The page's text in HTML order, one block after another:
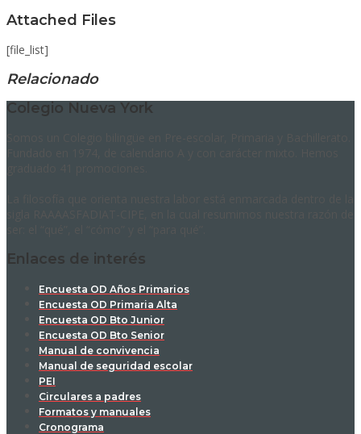
Attached Files
[file_list]
Relacionado
Colegio Nueva York
Enlaces de interés
Encuesta OD Años Primarios
Encuesta OD Primaria Alta
Encuesta OD Bto Junior
Encuesta OD Bto Senior
Manual de convivencia
Manual de seguridad escolar
PEI
Circulares a padres
Formatos y manuales
Cronograma